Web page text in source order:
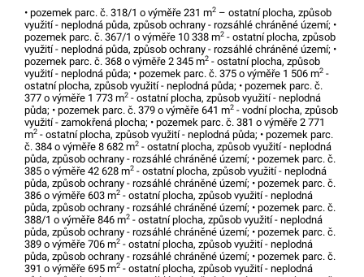
• pozemek parc. č. 318/1 o výměře 231 m2 – ostatní plocha, způsob
využití - neplodná půda, způsob ochrany - rozsáhlé chráněné území; •
pozemek parc. č. 367/1 o výměře 10 338 m2 - ostatní plocha, způsob
využití - neplodná půda, způsob ochrany - rozsáhlé chráněné území; •
pozemek parc. č. 368 o výměře 2 345 m2 - ostatní plocha, způsob
využití - neplodná půda; • pozemek parc. č. 375 o výměře 1 506 m2 -
ostatní plocha, způsob využití - neplodná půda; • pozemek parc. č.
377 o výměře 1 773 m2 - ostatní plocha, způsob využití - neplodná
půda; • pozemek parc. č. 379 o výměře 641 m2 - vodní plocha, způsob
využití - zamokřená plocha; • pozemek parc. č. 381 o výměře 2 771
m2 - ostatní plocha, způsob využití - neplodná půda; • pozemek parc.
č. 384 o výměře 8 682 m2 - ostatní plocha, způsob využití - neplodná
půda, způsob ochrany - rozsáhlé chráněné území; • pozemek parc. č.
385 o výměře 42 628 m2 - ostatní plocha, způsob využití - neplodná
půda, způsob ochrany - rozsáhlé chráněné území; • pozemek parc. č.
386 o výměře 603 m2 - ostatní plocha, způsob využití - neplodná
půda, způsob ochrany - rozsáhlé chráněné území; • pozemek parc. č.
388/1 o výměře 846 m2 - ostatní plocha, způsob využití - neplodná
půda, způsob ochrany - rozsáhlé chráněné území; • pozemek parc. č.
389 o výměře 706 m2 - ostatní plocha, způsob využití - neplodná
půda, způsob ochrany - rozsáhlé chráněné území; • pozemek parc. č.
391 o výměře 695 m2 - ostatní plocha, způsob využití - neplodná